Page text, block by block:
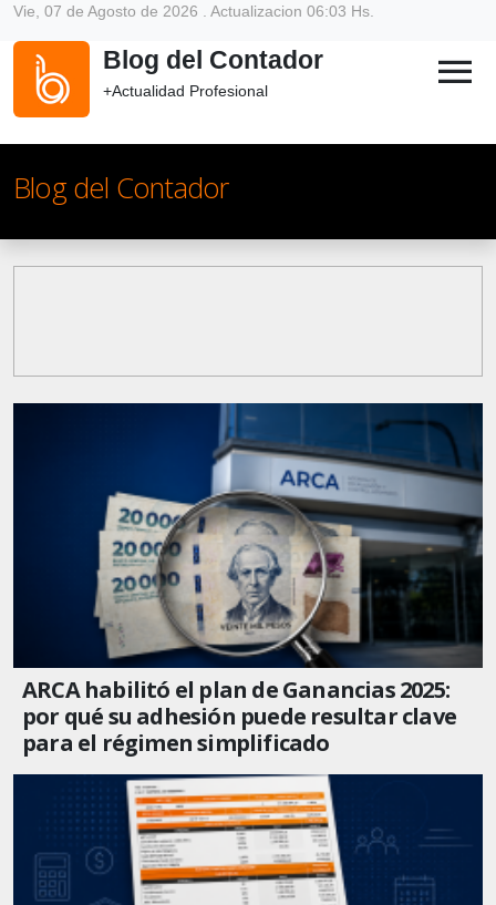
Vie, 07 de Agosto de 2026 . Actualizacion 06:03 Hs.
Blog del Contador
+Actualidad Profesional menu
Blog del Contador
ARCA habilitó el plan de Ganancias 2025:
por qué su adhesión puede resultar clave
para el régimen simplificado